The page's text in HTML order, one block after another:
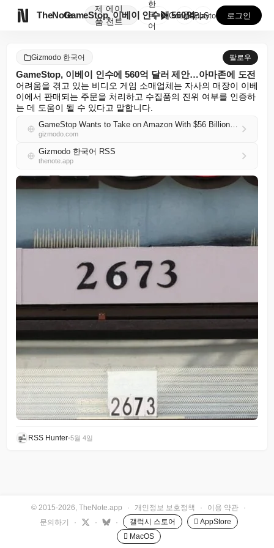
TheNote
제
품
에이
전트
GameStop, 이베이 인수에 560억 달러 제안…아...
한
국
어
GooglePlay
AppStore 로그인
Gizmodo 한국어 팔로우
GameStop, 이베이 인수에 560억 달러 제안…아마존에 도전
어려움을 겪고 있는 비디오 게임 소매업체는 자사의 매장이 이베
이에서 판매되는 주문을 처리하고 수집품의 진위 여부를 인증하
는 데 도움이 될 수 있다고 말합니다.
GameStop Wants to Take on Amazon With $56 Billion Bid for eBay
gizmodo.com
Gizmodo 한국어 RSS
thenote.app
RSS Hunter•5월 4일
© 2015-2026, TheNote.app · 개인정보 보호정책 · 이용 약관
·
문의하기
· · · 갤럭시 스토어
 AppStore
 MacOS